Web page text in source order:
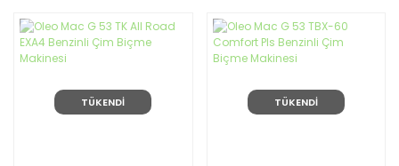
TÜKENDİ TÜKENDİ